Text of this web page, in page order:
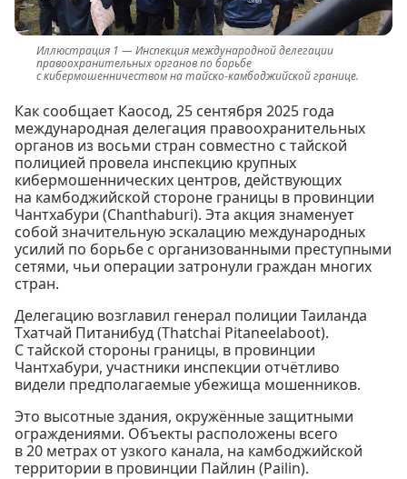
Инспекция международной делегации
правоохранительных органов по борьбе
с кибермошенничеством на тайско-камбоджийской границе.
Как сообщает Каосод, 25 сентября 2025 года
международная делегация правоохранительных
органов из восьми стран совместно с тайской
полицией провела инспекцию крупных
кибермошеннических центров, действующих
на камбоджийской стороне границы в провинции
Чантхабури (Chanthaburi). Эта акция знаменует
собой значительную эскалацию международных
усилий по борьбе с организованными преступными
сетями, чьи операции затронули граждан многих
стран.
Делегацию возглавил генерал полиции Таиланда
Тхатчай Питанибуд (Thatchai Pitaneelaboot).
С тайской стороны границы, в провинции
Чантхабури, участники инспекции отчётливо
видели предполагаемые убежища мошенников.
Это высотные здания, окружённые защитными
ограждениями. Объекты расположены всего
в 20 метрах от узкого канала, на камбоджийской
территории в провинции Пайлин (Pailin).